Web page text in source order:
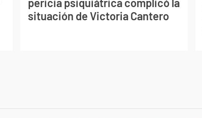
situación de Victoria Cantero